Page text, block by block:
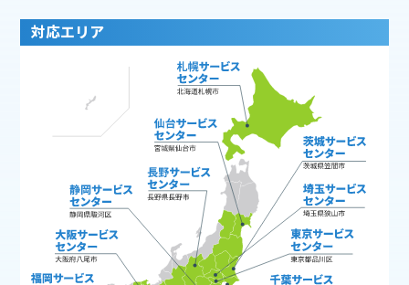
対応エリア